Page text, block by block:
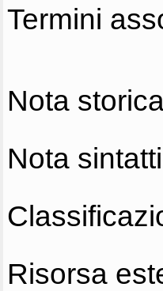
Termini
Nota
Nota
Risorsa